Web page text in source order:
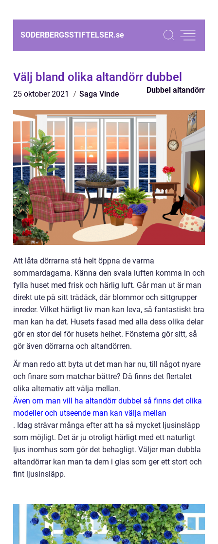
SODERBERGSSTIFTELSER.se
Välj bland olika altandörr dubbel
25 oktober 2021 Saga Vinde Dubbel altandörr
Att låta dörrarna stå helt öppna de varma
sommardagarna. Känna den svala luften komma in och
fylla huset med frisk och härlig luft. Går man ut är man
direkt ute på sitt trädäck, där blommor och sittgrupper
inreder. Vilket härligt liv man kan leva, så fantastiskt bra
man kan ha det. Husets fasad med alla dess olika delar
gör en stor del för husets helhet. Fönsterna gör sitt, så
gör även dörrarna och altandörren.
Är man redo att byta ut det man har nu, till något nyare
och finare som matchar bättre? Då finns det flertalet
olika alternativ att välja mellan.
Även om man vill ha altandörr dubbel så finns det olika
modeller och utseende man kan välja mellan
. Idag strävar många efter att ha så mycket ljusinsläpp
som möjligt. Det är ju otroligt härligt med ett naturligt
ljus inomhus som gör det behagligt. Väljer man dubbla
altandörrar kan man ta dem i glas som ger ett stort och
fint ljusinsläpp.